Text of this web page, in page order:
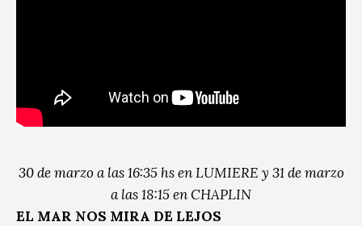
30 de marzo a las 16:35 hs en LUMIERE y 31 de marzo
a las 18:15 en CHAPLIN
EL MAR NOS MIRA DE LEJOS